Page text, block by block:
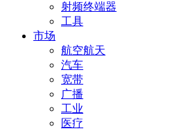
射频终端器
工具
市场
航空航天
汽车
宽带
广播
工业
医疗